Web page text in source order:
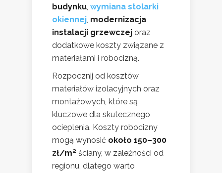
budynku wymiana stolarki
okiennej modernizacja
instalacji grzewczej oraz
dodatkowe koszty związane z
materiałami i robocizną.
Rozpocznij od kosztów
materiałów izolacyjnych oraz
montażowych, które są
kluczowe dla skutecznego
ocieplenia. Koszty robocizny
mogą wynosić około 150–300
zł/m² ściany, w zależności od
regionu, dlatego warto